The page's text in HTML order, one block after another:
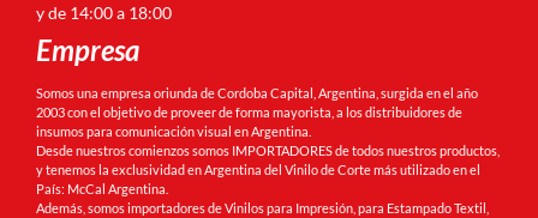
y de 14:00 a 18:00
Empresa
Somos una empresa oriunda de Cordoba Capital, Argentina, surgida en el año
2003 con el objetivo de proveer de forma mayorista, a los distribuidores de
insumos para comunicación visual en Argentina.
Desde nuestros comienzos somos IMPORTADORES de todos nuestros productos,
y tenemos la exclusividad en Argentina del Vinilo de Corte más utilizado en el
País: McCal Argentina.
Además, somos importadores de Vinilos para Impresión, para Estampado Textil,